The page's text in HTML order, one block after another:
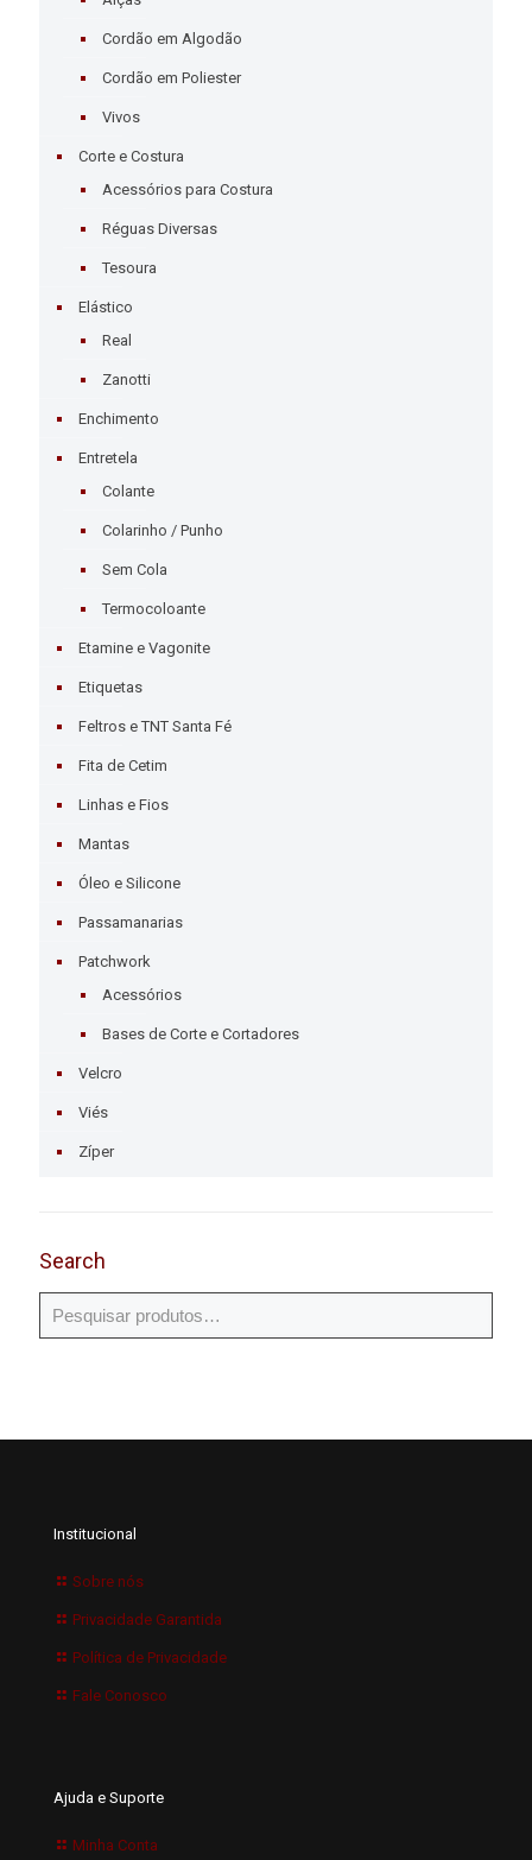
Cordão em Algodão
Cordão em Poliester
Vivos
Corte e Costura
Acessórios para Costura
Réguas Diversas
Tesoura
Elástico
Real
Zanotti
Enchimento
Entretela
Colante
Colarinho / Punho
Sem Cola
Termocoloante
Etamine e Vagonite
Etiquetas
Feltros e TNT Santa Fé
Fita de Cetim
Linhas e Fios
Mantas
Óleo e Silicone
Passamanarias
Patchwork
Acessórios
Bases de Corte e Cortadores
Velcro
Viés
Zíper
Search
Institucional
Sobre nós
Privacidade Garantida
Política de Privacidade
Fale Conosco
Ajuda e Suporte
Minha Conta